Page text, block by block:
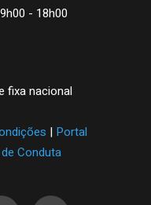
- 18h00
fixa nacional
| Portal
Conduta